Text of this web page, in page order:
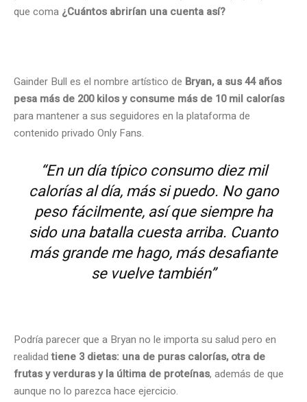
que coma ¿Cuántos abrirían una cuenta así?
Gainder Bull es el nombre artístico de Bryan, a sus 44 años
pesa más de 200 kilos y consume más de 10 mil calorías
para mantener a sus seguidores en la plataforma de
contenido privado Only Fans.
“En un día típico consumo diez mil
calorías al día, más si puedo. No gano
peso fácilmente, así que siempre ha
sido una batalla cuesta arriba. Cuanto
más grande me hago, más desafiante
se vuelve también”
Podría parecer que a Bryan no le importa su salud pero en
realidadtiene 3 dietas: una de puras calorías, otra de
frutas y verduras y la última de proteínas, además de que
aunque no lo parezca hace ejercicio.